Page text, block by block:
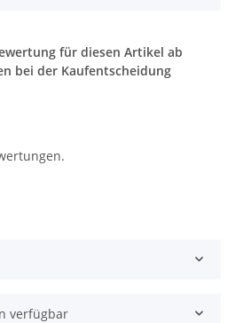
für diesen Artikel ab
bei der Kaufentscheidung
verfügbar